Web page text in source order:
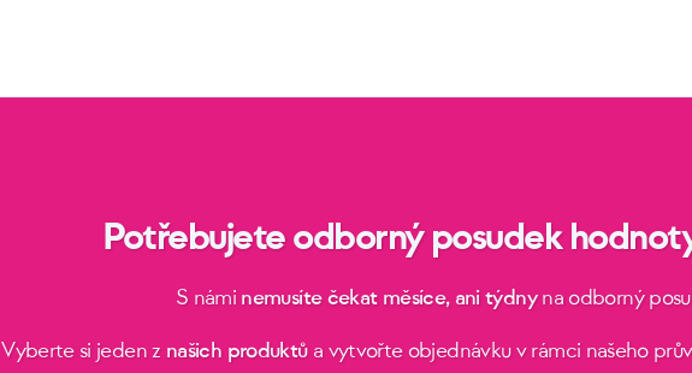
Potřebujete odborný posudek
S námi nemusíte čekat měsíce, ani týdnyna odborný
Vyberte si jeden z našich produktůa vytvořte objednávku v rámci našeho